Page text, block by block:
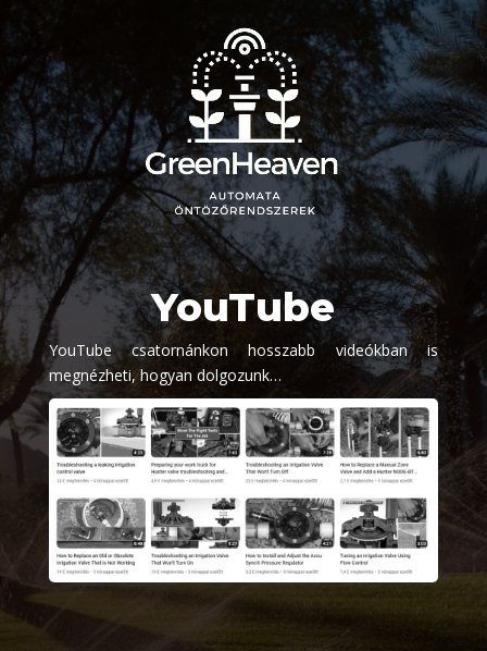
YouTube
YouTube csatornánkon hosszabb videókban is
megnézheti, hogyan dolgozunk…